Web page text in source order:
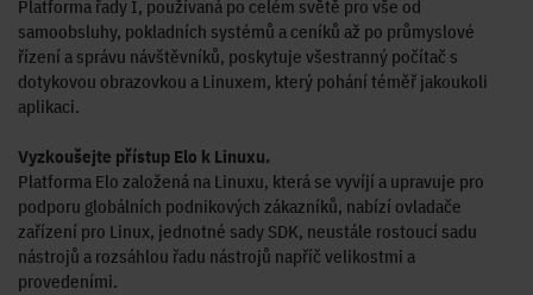
Platforma řady I, používaná po celém světě pro vše od
samoobsluhy, pokladních systémů a ceníků až po průmyslové
řízení a správu návštěvníků, poskytuje všestranný počítač s
dotykovou obrazovkou a Linuxem, který pohání téměř jakoukoli
aplikaci.
Vyzkoušejte přístup Elo k Linuxu.
Platforma Elo založená na Linuxu, která se vyvíjí a upravuje pro
podporu globálních podnikových zákazníků, nabízí ovladače
zařízení pro Linux, jednotné sady SDK, neustále rostoucí sadu
nástrojů a rozsáhlou řadu nástrojů napříč velikostmi a
provedeními.